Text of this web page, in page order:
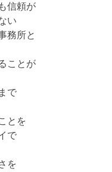
信頼が
い
務所と
ことが
で
とを
で
を